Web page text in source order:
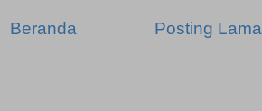
Posting Lama
Beranda